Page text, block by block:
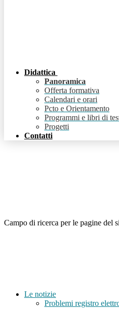
Didattica
Panoramica
Offerta formativa
Calendari e orari
Pcto e Orientamento
Programmi e libri di
Progetti
Contatti
Campo di ricerca per le pagine del
Le notizie
Problemi registro